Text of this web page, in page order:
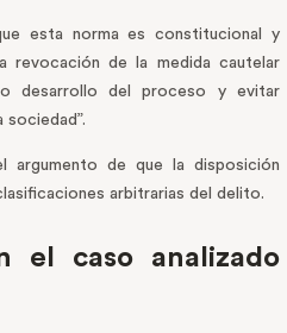
esta norma es constitucional y
revocación de la medida cautelar
desarrollo del proceso y evitar
sociedad”.
argumento de que la disposición
arbitrarias del delito.
el caso analizado